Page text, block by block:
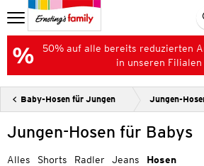
50% auf alle bereits reduzierten
in unseren Filialen
Baby-Hosen für Jungen Jungen-
Jungen-Hosen für Babys
Alles Shorts Radler Jeans Hosen